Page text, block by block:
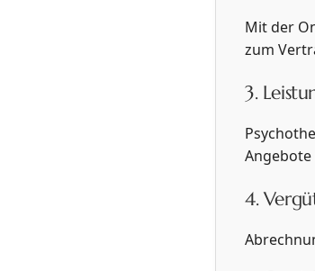
Mit der
zum
3.
4.